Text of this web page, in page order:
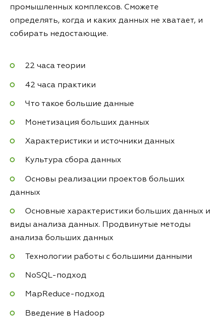
промышленных комплексов. Сможете
определять, когда и каких данных не хватает, и
собирать недостающие.
22 часа теории
42 часа практики
Что такое большие данные
Монетизация больших данных
Характеристики и источники данных
Культура сбора данных
Основы реализации проектов больших
данных
Основные характеристики больших данных и
виды анализа данных. Продвинутые методы
анализа больших данных
Технологии работы с большими данными
NoSQL-подход
MapReduce-подход
Введение в Hadoop